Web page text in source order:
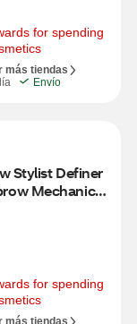
for spending
más tiendas
Envío
Stylist Definer
Mechanical
for spending
más tiendas